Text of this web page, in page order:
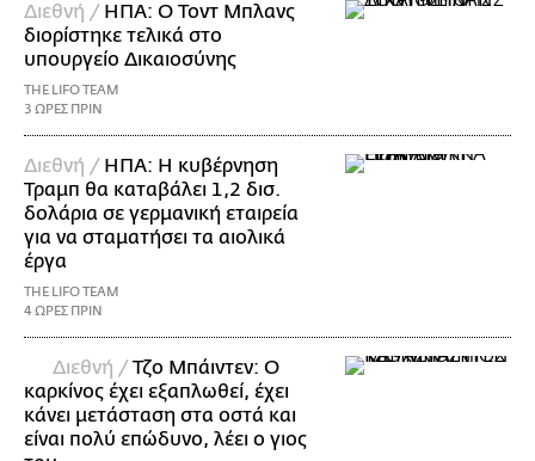
Διεθνή / ΗΠΑ: Ο Τοντ Μπλανς
διορίστηκε τελικά στο
υπουργείο Δικαιοσύνης
THE LIFO TEAM
3 ΩΡΕΣ ΠΡΙΝ
Διεθνή / ΗΠΑ: Η κυβέρνηση
Τραμπ θα καταβάλει 1,2 δισ.
δολάρια σε γερμανική εταιρεία
για να σταματήσει τα αιολικά
έργα
THE LIFO TEAM
4 ΩΡΕΣ ΠΡΙΝ
Διεθνή / Τζο Μπάιντεν: Ο
καρκίνος έχει εξαπλωθεί, έχει
κάνει μετάσταση στα οστά και
είναι πολύ επώδυνο, λέει ο γιος